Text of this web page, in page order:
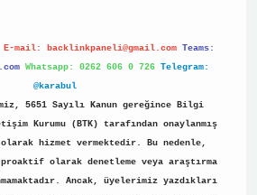
E-mail: backlinkpaneli@gmail.com Teams:
Whatsapp: 0262 606 0 726 Telegram:
@karabul
5651 Sayılı Kanun gereğince Bilgi
Kurumu (BTK) tarafından onaylanmış
hizmet vermektedir. Bu nedenle,
olarak denetleme veya araştırma
Ancak, üyelerimiz yazdıkları